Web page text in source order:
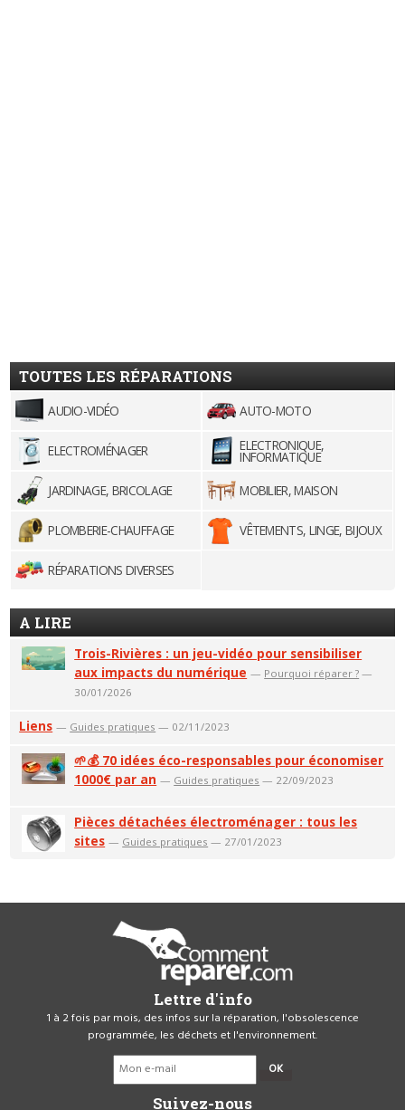
TOUTES LES RÉPARATIONS
AUDIO-VIDÉO AUTO-MOTO
ELECTROMÉNAGER ELECTRONIQUE,
INFORMATIQUE
JARDINAGE, BRICOLAGE
MOBILIER, MAISON
PLOMBERIE-CHAUFFAGE VÊTEMENTS, LINGE, BIJOUX
RÉPARATIONS DIVERSES
A LIRE
Trois-Rivières : un jeu-vidéo pour sensibiliser
aux impacts du numérique — Pourquoi réparer ? —
30/01/2026
Liens — Guides pratiques — 02/11/2023
🌱💰 70 idées éco-responsables pour économiser
1000€ par an — Guides pratiques — 22/09/2023
Pièces détachées électroménager : tous les
sites — Guides pratiques — 27/01/2023
Lettre d'info
1 à 2 fois par mois, des infos sur la réparation, l'obsolescence
programmée, les déchets et l'environnement.
OK
Suivez-nous